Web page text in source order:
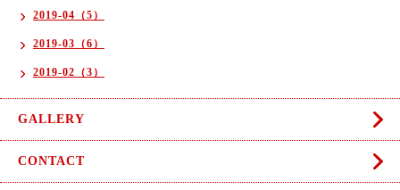
2019-04（5）
2019-03（6）
2019-02（3）
GALLERY
CONTACT